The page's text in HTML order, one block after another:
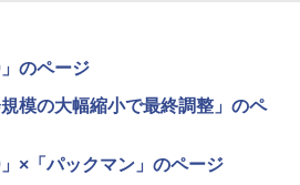
インコード版
ーラー ミッドナイト ブラック(CFI-
正品】Xbox 充電式バッテリー + US
リジナル特典:オリジナル巾着＋メー
特典:【坤と離】二振りの剣、十翼よ
来たる！スタジオ描き下ろしイラスト
ド付) [Blu-ray]
のページ
模の大幅縮小で最終調整」のペ
×「パックマン」のページ